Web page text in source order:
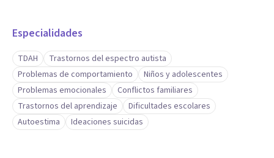
Especialidades
TDAH
Trastornos del espectro autista
Problemas de comportamiento
Niños y adolescentes
Problemas emocionales
Conflictos familiares
Trastornos del aprendizaje
Dificultades escolares
Autoestima
Ideaciones suicidas